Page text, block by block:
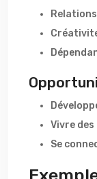
Vivre
Se